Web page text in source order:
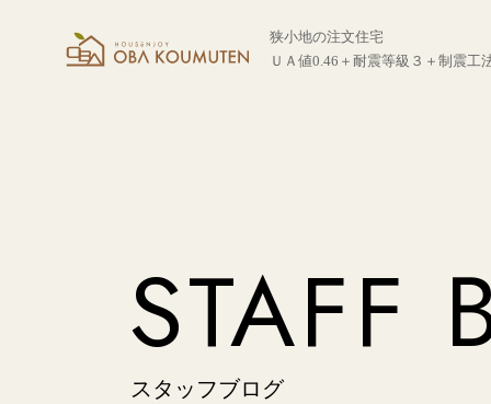
狭小地の注文住宅
ＵＡ値0.46＋耐震等級３＋制震工
STAFF
スタッフブログ